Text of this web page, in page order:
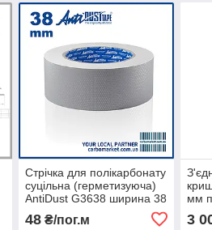
Стрічка для полікарбонату
суцільна (герметизуюча)
AntiDust G3638 ширина 38
48₴/пог.м
мм
3